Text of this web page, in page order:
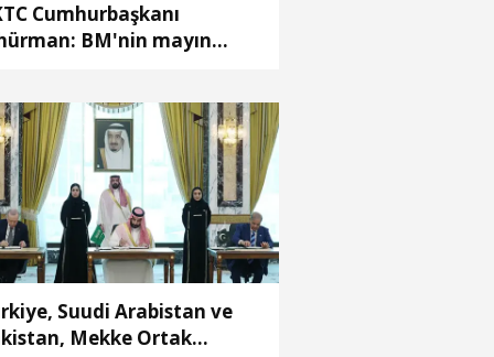
Cumhurbaşkanı
BM'nin mayın
Suudi Arabistan ve
Mekke Ortak